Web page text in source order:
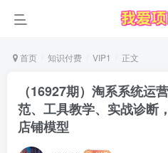
首页 知识付费 VIP1 正文
（16927期）淘系系统运
范、工具教学、实战诊断
店铺模型